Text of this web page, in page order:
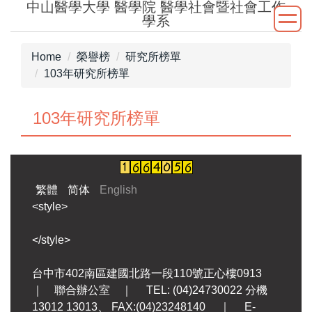
Jump
content
中山醫學大學 醫學院 醫學社會暨社會工作
學系
Home 榮譽榜
研究所榜單
103年研究所榜單
103年研究所榜單
繁體 简体
English
<style>
</style>
台中市402南區建國北路一段110號正心樓0913
｜ 聯合辦公室 ｜ TEL: (04)24730022 分機
13012 13013、 FAX:(04)23248140 ｜ E-